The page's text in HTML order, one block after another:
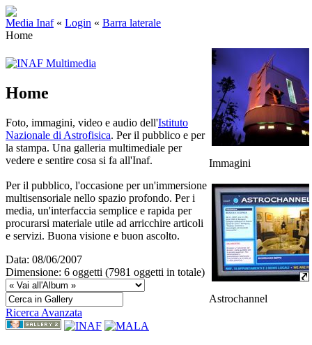
Media Inaf « Login « Barra laterale
Home
Home
Foto, immagini, video e audio dell'Istituto
Nazionale di Astrofisica. Per il pubblico e per
la stampa. Una galleria multimediale per
vedere e sentire cosa si fa all'Inaf.
Per il pubblico, l'occasione per un'immersione
multisensoriale nello spazio profondo. Per i
media, un'interfaccia semplice e rapida per
procurarsi materiale utile ad arricchire articoli
e servizi. Buona visione e buon ascolto.
Data: 08/06/2007
Dimensione: 6 oggetti (7981 oggetti in totale)
Ricerca Avanzata
Immagini
Astrochannel